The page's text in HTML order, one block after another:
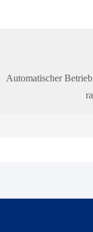
Automatischer